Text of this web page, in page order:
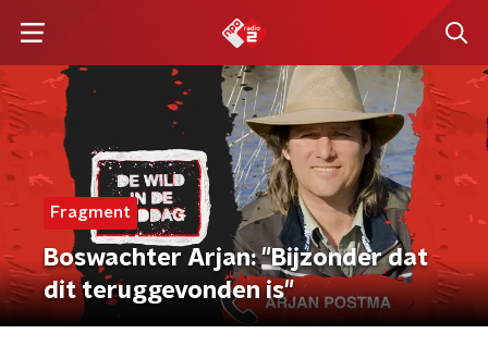
Fragment
Boswachter Arjan: "Bijzonder dat
dit teruggevonden is"